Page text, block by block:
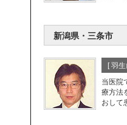
新潟県・三条市
[ 羽
当医院
療方法
おして